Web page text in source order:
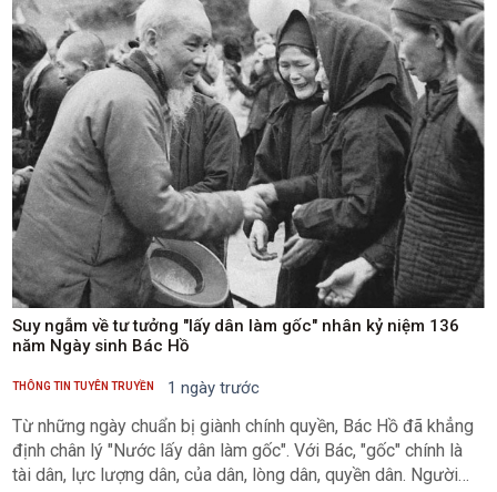
Suy ngẫm về tư tưởng "lấy dân làm gốc" nhân kỷ niệm 136
năm Ngày sinh Bác Hồ
THÔNG TIN TUYÊN TRUYỀN 1 ngày trước
Từ những ngày chuẩn bị giành chính quyền, Bác Hồ đã khẳng
định chân lý "Nước lấy dân làm gốc". Với Bác, "gốc" chính là
tài dân, lực lượng dân, của dân, lòng dân, quyền dân. Người